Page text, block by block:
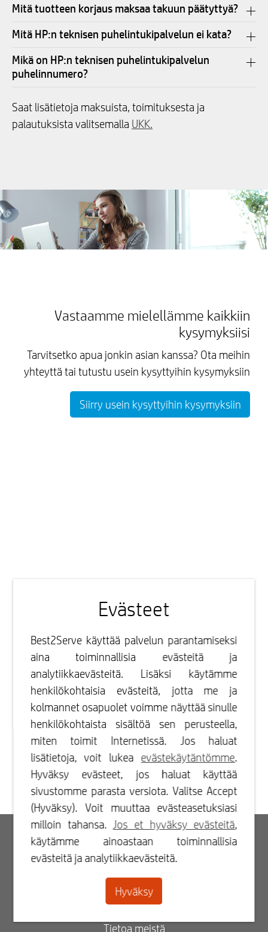
Mitä tuotteen korjaus maksaa takuun päätyttyä?
Mitä HP:n teknisen puhelintukipalvelun ei kata?
Mikä on HP:n teknisen puhelintukipalvelun
puhelinnumero?
Saat lisätietoja maksuista, toimituksesta ja
palautuksista valitsemalla UKK.
Vastaamme mielellämme kaikkiin
kysymyksiisi
Tarvitsetko apua jonkin asian kanssa? Ota meihin
yhteyttä tai tutustu usein kysyttyihin kysymyksiin
Siirry usein kysyttyihin kysymyksiin
Kirjaudu sisään
Yhteydenotto
Tietoa meistä
Evästeet
Best2Serve käyttää palvelun parantamiseksi
aina toiminnallisia evästeitä ja
analytiikkaevästeitä. Lisäksi käytämme
henkilökohtaisia evästeitä, jotta me ja
kolmannet osapuolet voimme näyttää sinulle
henkilökohtaista sisältöä sen perusteella,
miten toimit Internetissä. Jos haluat
lisätietoja, voit lukea evästekäytäntömme.
Hyväksy evästeet, jos haluat käyttää
sivustomme parasta versiota. Valitse Accept
(Hyväksy). Voit muuttaa evästeasetuksiasi
milloin tahansa.Jos et hyväksy evästeitä,
käytämme ainoastaan toiminnallisia
evästeitä ja analytiikkaevästeitä.
Hyväksy